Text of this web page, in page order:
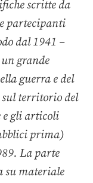
scritte da
partecipanti
dal 1941 –
grande
guerra e del
territorio del
e gli articoli
prima)
La parte
su materiale